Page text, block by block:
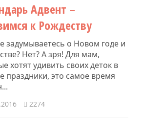
Адвент –
к Рождеству
задумываетесь о Новом годе и
Нет? А зря! Для мам,
хотят удивить своих деток в
праздники, это самое время
2274